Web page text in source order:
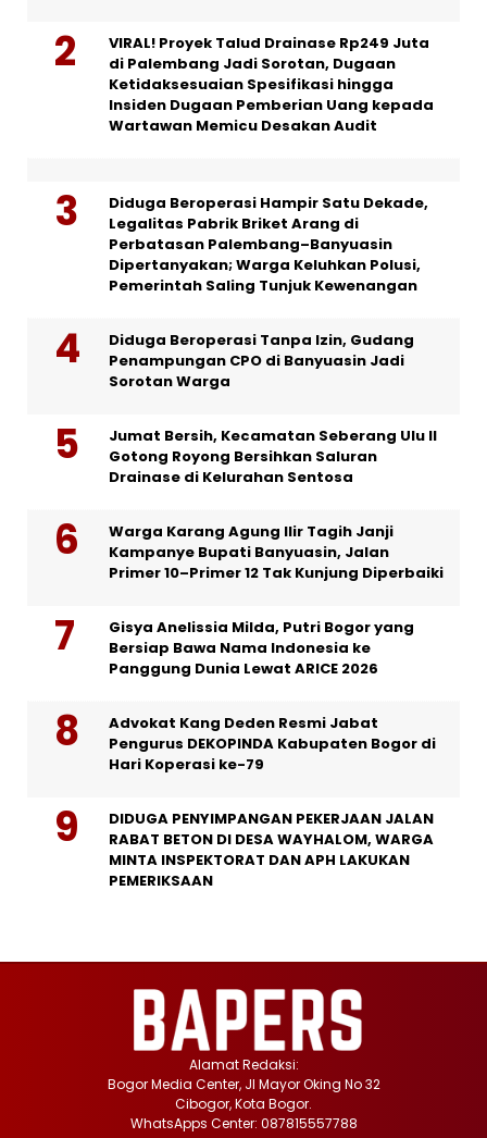
VIRAL! Proyek Talud Drainase Rp249 Juta
di Palembang Jadi Sorotan, Dugaan
Ketidaksesuaian Spesifikasi hingga
Insiden Dugaan Pemberian Uang kepada
Wartawan Memicu Desakan Audit
Diduga Beroperasi Hampir Satu Dekade,
Legalitas Pabrik Briket Arang di
Perbatasan Palembang–Banyuasin
Dipertanyakan; Warga Keluhkan Polusi,
Pemerintah Saling Tunjuk Kewenangan
Diduga Beroperasi Tanpa Izin, Gudang
Penampungan CPO di Banyuasin Jadi
Sorotan Warga
Jumat Bersih, Kecamatan Seberang Ulu II
Gotong Royong Bersihkan Saluran
Drainase di Kelurahan Sentosa
Warga Karang Agung Ilir Tagih Janji
Kampanye Bupati Banyuasin, Jalan
Primer 10–Primer 12 Tak Kunjung Diperbaiki
Gisya Anelissia Milda, Putri Bogor yang
Bersiap Bawa Nama Indonesia ke
Panggung Dunia Lewat ARICE 2026
Advokat Kang Deden Resmi Jabat
Pengurus DEKOPINDA Kabupaten Bogor di
Hari Koperasi ke-79
DIDUGA PENYIMPANGAN PEKERJAAN JALAN
RABAT BETON DI DESA WAYHALOM, WARGA
MINTA INSPEKTORAT DAN APH LAKUKAN
PEMERIKSAAN
Alamat Redaksi:
Bogor Media Center, Jl Mayor Oking No 32
Cibogor, Kota Bogor.
WhatsApps Center: 087815557788